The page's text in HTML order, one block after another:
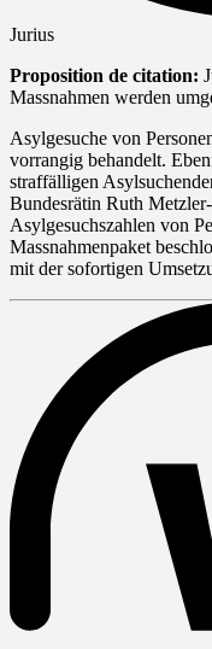
Jurius
Proposition de citation:
Massnahmen werden
Asylgesuche von
vorrangig behandelt.
straffälligen
Bundesrätin Ruth
Asylgesuchszahlen von
Massnahmenpaket
mit der sofortigen